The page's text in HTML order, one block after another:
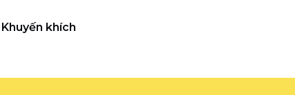
Khuyến khích